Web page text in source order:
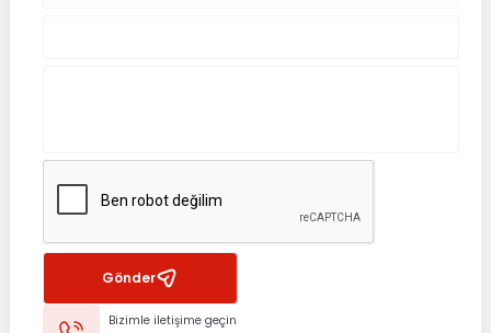
Gönder
Bizimle iletişime geçin